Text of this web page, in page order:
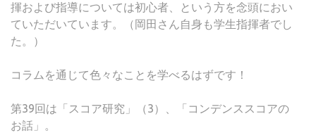
揮および指導については初心者、という方を念頭におい
ていただいています。（岡田さん自身も学生指揮者でし
た。）
コラムを通じて色々なことを学べるはずです！
第39回は「スコア研究」（3）、「コンデンススコアの
お話」。